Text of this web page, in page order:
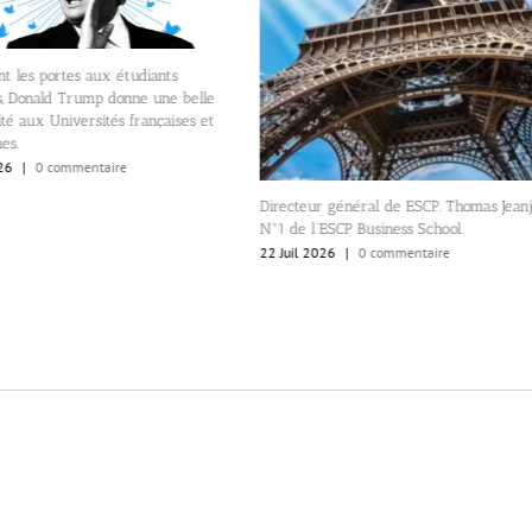
les portes aux étudiants
Donald Trump donne une belle
aux Universités françaises et
| 0 commentaire
Directeur général de ESCP. Thomas
N°1 de l’ESCP Business School.
22 Juil 2026 | 0 commentaire